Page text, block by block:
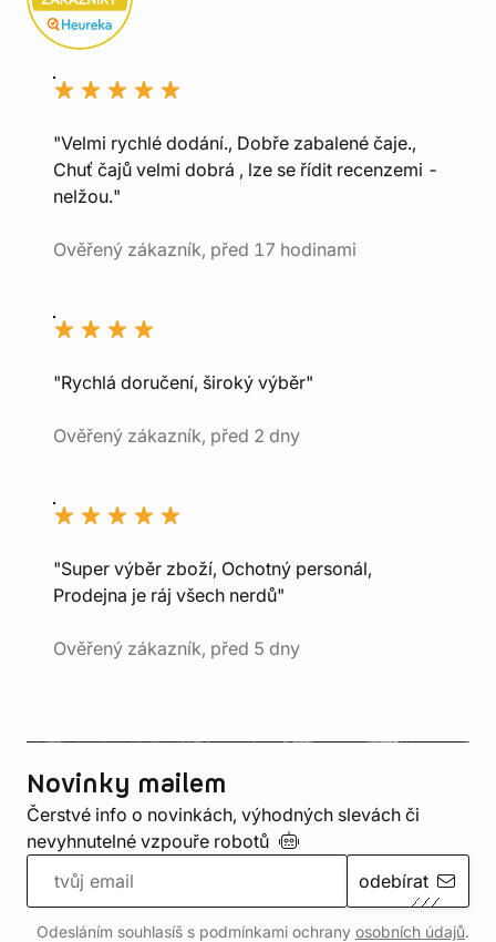
"Velmi rychlé dodání., Dobře zabalené čaje.,
Chuť čajů velmi dobrá , lze se řídit recenzemi -
nelžou."
Ověřený zákazník, před 17 hodinami
"Rychlá doručení, široký výběr"
Ověřený zákazník, před 2 dny
"Super výběr zboží, Ochotný personál,
Prodejna je ráj všech nerdů"
Ověřený zákazník, před 5 dny
Novinky mailem
Čerstvé info o novinkách, výhodných slevách či
nevyhnutelné vzpouře robotů
odebírat
Odesláním souhlasíš s podmínkami ochrany osobních údajů.